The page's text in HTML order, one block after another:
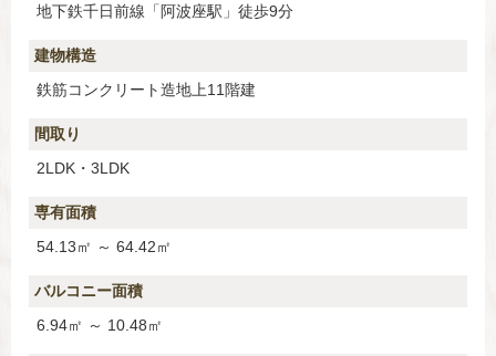
地下鉄千日前線「阿波座駅」徒歩9分
建物構造
鉄筋コンクリート造地上11階建
間取り
2LDK・3LDK
専有面積
54.13㎡ ～ 64.42㎡
バルコニー面積
6.94㎡ ～ 10.48㎡